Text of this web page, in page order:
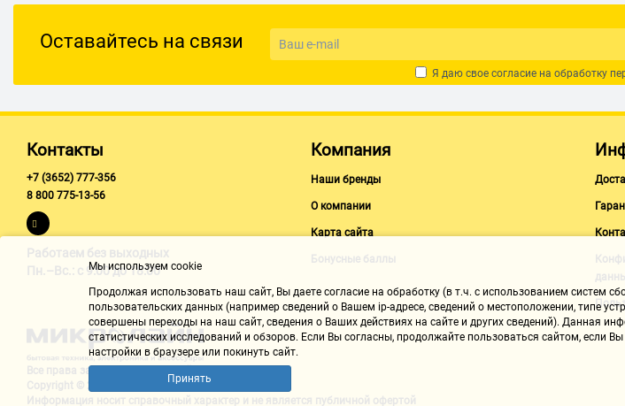
Оставайтесь на связи
Я даю свое согласие на обработку
Контакты
+7 (3652) 777-356
8 800 775-13-56
Работаем без выходных
Пн.–Вс.: с 9:00 до 18:00
Компания
Наши бренды
О компании
Карта сайта
Бонусные баллы
Все права защищены "Микролайн"
Copyright © 2002-2026
Информация носит справочный характер и не является публичной офертой
Мы используем cookie
Продолжая использовать наш cайт, Вы даете согласие на обработку (в т.ч. с использованием систем
пользовательских данных (например сведений о Вашем ip-адресе, сведений о местоположении, типе
совершены переходы на наш сайт, сведения о Ваших действиях на сайте и других сведений). Данная
статистических исследований и обзоров. Если Вы согласны, продолжайте пользоваться сайтом,
настройки в браузере или покинуть сайт.
Принять